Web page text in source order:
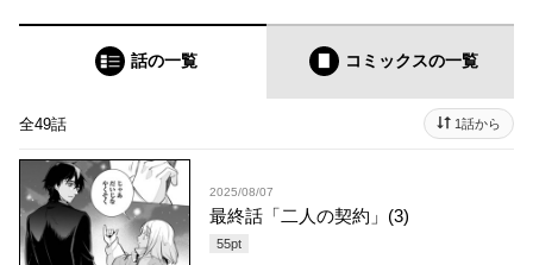
話の一覧 コミックスの一覧
全49話 1話から
2025/08/07
最終話「二人の契約」(3)
55pt